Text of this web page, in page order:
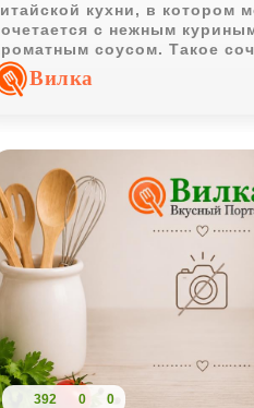
кухни, в котором
с нежным
соусом. Такое
необычным и
Вилка
392 0 0